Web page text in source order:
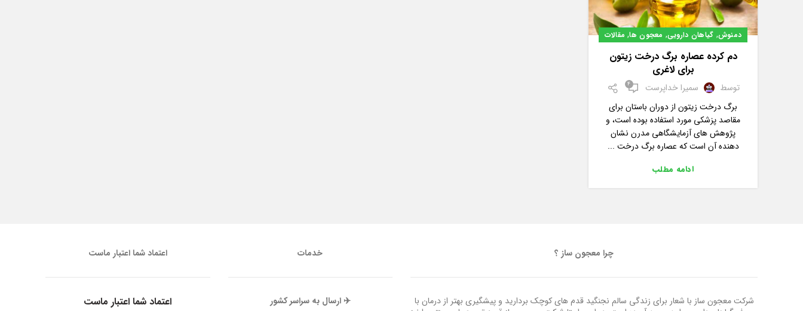
دمنوش, گیاهان دارویی, معجون ها, مقالات
دم کرده عصاره برگ درخت زیتون
برای لاغری
توسط سمیرا خداپرست 4
برگ درخت زیتون از دوران باستان برای
مقاصد پزشکی مورد استفاده بوده است، و
پژوهش های آزمایشگاهی مدرن نشان
دهنده آن است که عصاره برگ درخت ...
ادامه مطلب
چرا معجون ساز ؟
شرکت معجون ساز با شعار برای زندگی سالم نجنگید قدم های کوچک بردارید و پیشگیری بهتر از درمان با
خدمات
✈️ ارسال به سراسر کشور
اعتماد شما اعتبار ماست
اعتماد شما اعتبار ماست